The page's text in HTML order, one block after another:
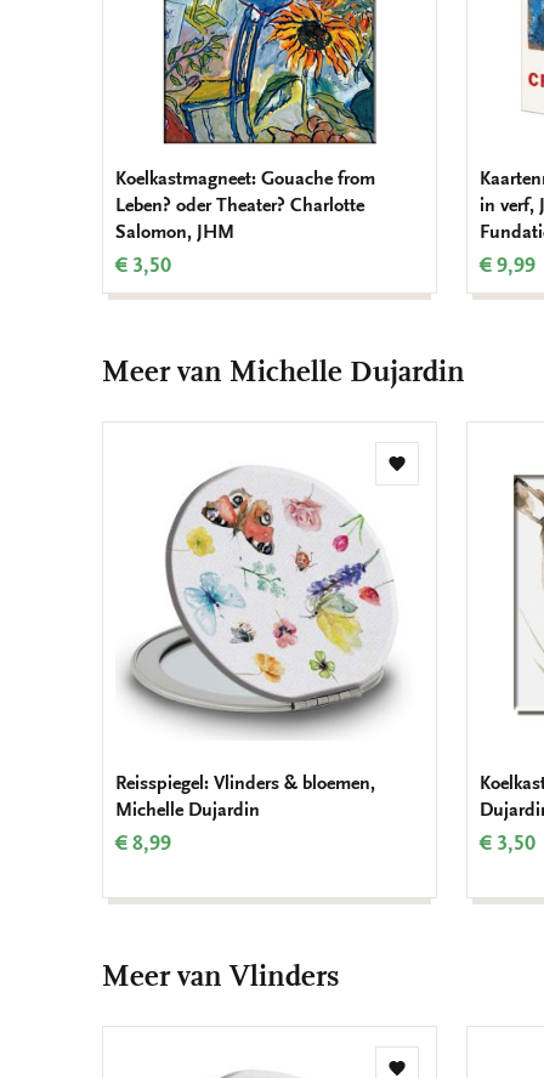
Koelkastmagneet: Gouache from
Leben? oder Theater? Charlotte
Salomon, JHM
€ 3,50
in verf,
€ 9,99
Meer van Michelle Dujardin
Toevoegen
Reisspiegel: Vlinders & bloemen,
Michelle Dujardin
€ 8,99 € 3,50
Meer van Vlinders